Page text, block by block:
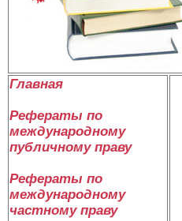
Главная
Рефераты по
международному
публичному праву
Рефераты по
международному
частному праву